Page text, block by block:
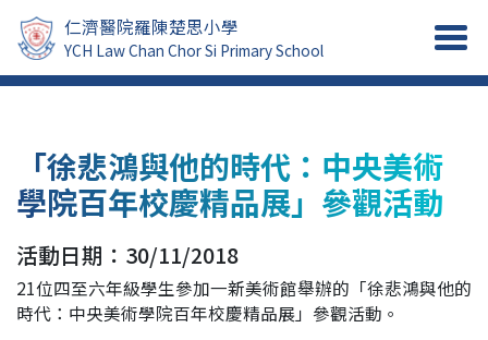
仁濟醫院羅陳楚思小學
YCH Law Chan Chor Si Primary School
「徐悲鴻與他的時代：中央美術
學院百年校慶精品展」參觀活動
活動日期：30/11/2018
21位四至六年級學生參加一新美術館舉辦的「徐悲鴻與他的
時代：中央美術學院百年校慶精品展」參觀活動。